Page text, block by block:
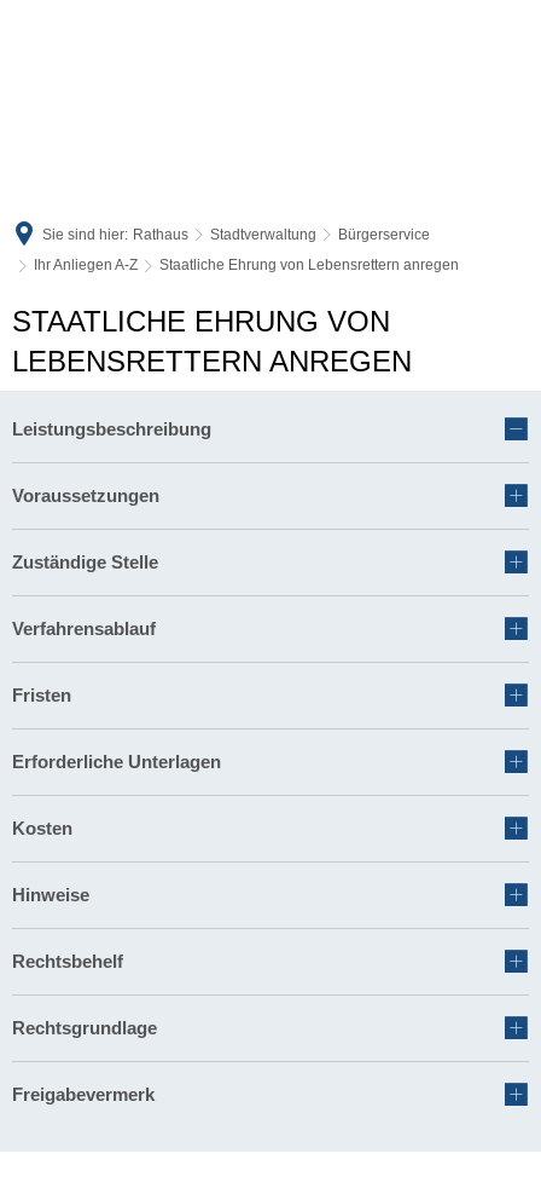
Sie sind hier: Rathaus Stadtverwaltung
Bürgerservice
Ihr Anliegen A-Z
Staatliche Ehrung von Lebensrettern anregen
STAATLICHE EHRUNG VON
LEBENSRETTERN ANREGEN
Leistungsbeschreibung
Voraussetzungen
Zuständige Stelle
Verfahrensablauf
Fristen
Erforderliche Unterlagen
Kosten
Hinweise
Rechtsbehelf
Rechtsgrundlage
Freigabevermerk